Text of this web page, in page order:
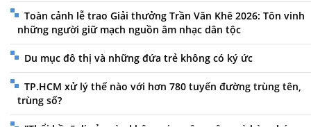
Toàn cảnh lễ trao Giải thưởng Trần Văn Khê 2026: Tôn vinh
những người giữ mạch nguồn âm nhạc dân tộc
Du mục đô thị và những đứa trẻ không có ký ức
TP.HCM xử lý thế nào với hơn 780 tuyến đường trùng tên,
trùng số?